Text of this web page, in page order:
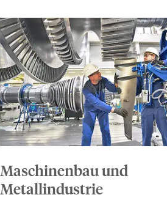
Maschinenbau und
Metallindustrie